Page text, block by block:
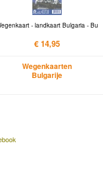
- landkaart Bulgaria - Bu
€ 14,95
Wegenkaarten
Bulgarije